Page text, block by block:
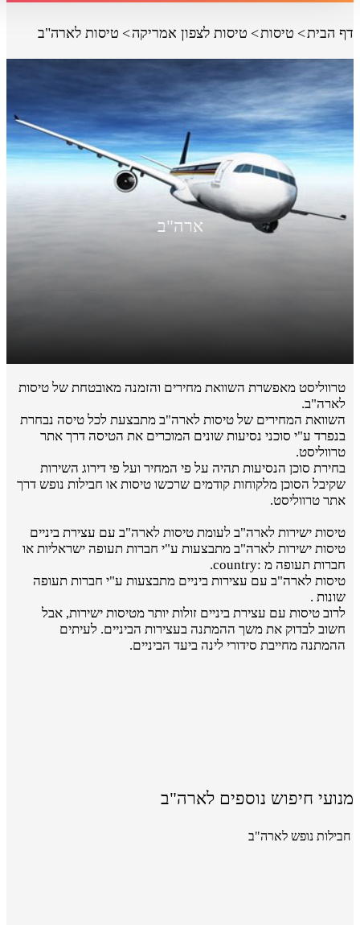
דף הבית טיסות טיסות לצפון אמריקה טיסות לארה"ב
ארה"ב
טרווליסט מאפשרת השוואת מחירים והזמנה מאובטחת של טיסות
לארה"ב.
השוואת המחירים של טיסות לארה"ב מתבצעת לכל טיסה נבחרת
בנפרד ע"י סוכני נסיעות שונים המוכרים את הטיסה דרך אתר
טרווליסט.
בחירת סוכן הנסיעות תהיה על פי המחיר ועל פי דירוג השירות
שקיבל הסוכן מלקוחות קודמים שרכשו טיסות או חבילות נופש דרך
אתר טרווליסט.
טיסות ישירות לארה"ב לעומת טיסות לארה"ב עם עצירת ביניים
טיסות ישירות לארה"ב מתבצעות ע"י חברות תעופה ישראליות או
חברות תעופה מ :country.
טיסות לארה"ב עם עצירות ביניים מתבצעות ע"י חברות תעופה
שונות .
לרוב טיסות עם עצירת ביניים זולות יותר מטיסות ישירות, אבל
חשוב לבדוק את משך ההמתנה בעצירות הביניים. לעיתים
ההמתנה מחייבת סידורי לינה ביעד הביניים.
מנועי חיפוש נוספים לארה"ב
חבילות נופש לארה"ב